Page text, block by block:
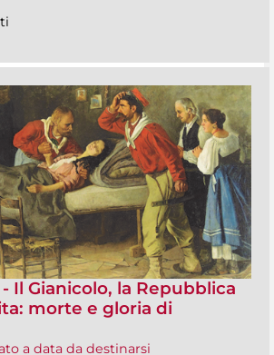
Il Gianicolo, la Repubblica
morte e gloria di
a data da destinarsi